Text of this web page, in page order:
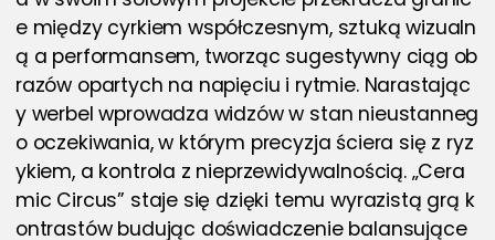
e między cyrkiem współczesnym, sztuką wizualn
ą a performansem, tworząc sugestywny ciąg ob
razów opartych na napięciu i rytmie. Narastając
y werbel wprowadza widzów w stan nieustanneg
o oczekiwania, w którym precyzja ściera się z ryz
ykiem, a kontrola z nieprzewidywalnością. „Cera
mic Circus” staje się dzięki temu wyrazistą grą k
ontrastów budując doświadczenie balansujące